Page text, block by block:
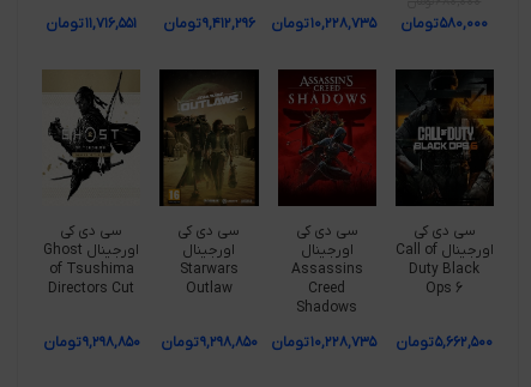
۵۸۰,۰۰۰تومان
۱۰,۲۲۸,۷۳۵تومان
۹,۴۱۲,۲۹۶تومان
۱۱,۷۱۶,۵۵۱تومان
سی دی کی
اورجینال Call of
Duty Black
Ops 6
۵,۶۶۲,۵۰۰تومان
سی دی کی
اورجینال
Assassins
Creed
Shadows
۱۰,۲۲۸,۷۳۵تومان
سی دی کی
اورجینال
Starwars
Outlaw
۹,۲۹۸,۸۵۰تومان
سی دی کی
اورجینال Ghost
of Tsushima
Directors Cut
۹,۲۹۸,۸۵۰تومان